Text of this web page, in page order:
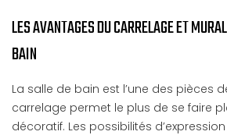
LES AVANTAGES DU CARRELAGE ET
BAIN
La salle de bain est l’une des pièces
carrelage permet le plus de se faire
décoratif. Les possibilités